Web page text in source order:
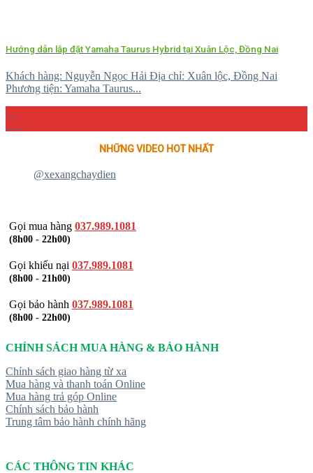
Hướng dẫn lắp đặt Yamaha Taurus Hybrid tại Xuân Lộc, Đồng Nai
Khách hàng: Nguyễn Ngọc Hải Địa chỉ: Xuân lộc, Đồng Nai
Phương tiện: Yamaha Taurus...
NHỮNG VIDEO HOT NHẤT
@xexangchaydien
Gọi mua hàng 037.989.1081
(8h00 - 22h00)
Gọi khiếu nại 037.989.1081
(8h00 - 21h00)
Gọi bảo hành 037.989.1081
(8h00 - 22h00)
CHÍNH SÁCH MUA HÀNG & BẢO HÀNH
Chính sách giao hàng từ xa
Mua hàng và thanh toán Online
Mua hàng trả góp Online
Chính sách bảo hành
Trung tâm bảo hành chính hãng
CÁC THÔNG TIN KHÁC